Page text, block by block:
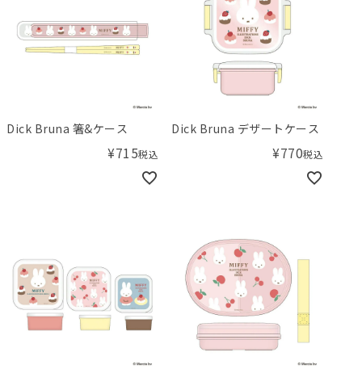
Dick Bruna 箸&ケース
¥715税込
Dick Bruna デザートケース
¥770税込